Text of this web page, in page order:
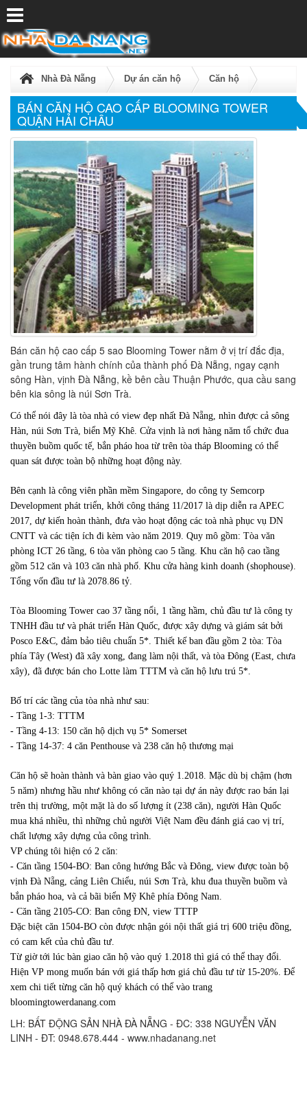
Nhà Đà Nẵng Dự án căn hộ Căn hộ
Mã tin:938
BÁN CĂN HỘ CAO CẤP BLOOMING TOWER
QUẬN HẢI CHÂU
Bán căn hộ cao cấp 5 sao Blooming Tower nằm ở vị trí đắc địa,
gần trung tâm hành chính của thành phố Đà Nẵng, ngay cạnh
sông Hàn, vịnh Đà Nẵng, kề bên cầu Thuận Phước, qua cầu sang
bên kia sông là núi Sơn Trà.
Có thể nói đây là tòa nhà có view đẹp nhất Đà Nẵng, nhìn được cả sông
Hàn, núi Sơn Trà, biển Mỹ Khê. Cửa vịnh là nơi hàng năm tổ chức đua
thuyền buồm quốc tế, bắn pháo hoa từ trên tòa tháp Blooming có thể
quan sát được toàn bộ những hoạt động này.
Bên cạnh là công viên phần mềm Singapore, do công ty Semcorp
Development phát triển, khởi công tháng 11/2017 là dịp diễn ra APEC
2017, dự kiến hoàn thành, đưa vào hoạt động các toà nhà phục vụ DN
CNTT và các tiện ích đi kèm vào năm 2019. Quy mô gồm: Tòa văn
phòng ICT 26 tầng, 6 tòa văn phòng cao 5 tầng. Khu căn hộ cao tầng
gồm 512 căn và 103 căn nhà phố. Khu cửa hàng kinh doanh (shophouse).
Tổng vốn đầu tư là 2078.86 tỷ.
Tòa Blooming Tower cao 37 tầng nổi, 1 tầng hầm, chủ đầu tư là công ty
TNHH đầu tư và phát triển Hàn Quốc, được xây dựng và giám sát bởi
Posco E&C, đảm bảo tiêu chuẩn 5*. Thiết kế ban đầu gồm 2 tòa: Tòa
phía Tây (West) đã xây xong, đang làm nội thất, và tòa Đông (East, chưa
xây), đã được bán cho Lotte làm TTTM và căn hộ lưu trú 5*.
Bố trí các tầng của tòa nhà như sau:
- Tầng 1-3: TTTM
- Tầng 4-13: 150 căn hộ dịch vụ 5* Somerset
- Tầng 14-37: 4 căn Penthouse và 238 căn hộ thương mại
Căn hộ sẽ hoàn thành và bàn giao vào quý 1.2018. Mặc dù bị chậm (hơn
5 năm) nhưng hầu như không có căn nào tại dự án này được rao bán lại
trên thị trường, một mặt là do số lượng ít (238 căn), người Hàn Quốc
mua khá nhiều, thì những chủ người Việt Nam đều đánh giá cao vị trí,
chất lượng xây dựng của công trình.
VP chúng tôi hiện có 2 căn:
- Căn tầng 1504-BO: Ban công hướng Bắc và Đông, view được toàn bộ
vịnh Đà Nẵng, cảng Liên Chiểu, núi Sơn Trà, khu đua thuyền buồm và
bắn pháo hoa, và cả bãi biển Mỹ Khê phía Đông Nam.
- Căn tầng 2105-CO: Ban công ĐN, view TTTP
Đặc biệt căn 1504-BO còn được nhận gói nội thất giá trị 600 triệu đồng,
có cam kết của chủ đầu tư.
Từ giờ tới lúc bàn giao căn hộ vào quý 1.2018 thì giá có thể thay đổi.
Hiện VP mong muốn bán với giá thấp hơn giá chủ đầu tư từ 15-20%. Để
xem chi tiết từng căn hộ quý khách có thể vào trang
bloomingtowerdanang.com
LH: BẤT ĐỘNG SẢN NHÀ ĐÀ NẴNG - ĐC: 338 NGUYỄN VĂN
LINH - ĐT: 0948.678.444 - www.nhadanang.net